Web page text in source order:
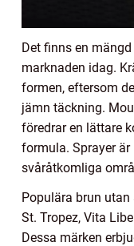
Det finns en
marknaden idag.
formen, eftersom
jämn täckning.
föredrar en lättare
formula. Sprayer
svåråtkomliga
Populära brun
St. Tropez, Vita
Dessa märken